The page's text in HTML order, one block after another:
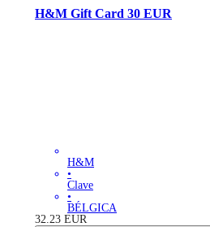
H&M Gift Card 30 EUR
H&M
•
Clave
•
BÉLGICA
32.23 EUR